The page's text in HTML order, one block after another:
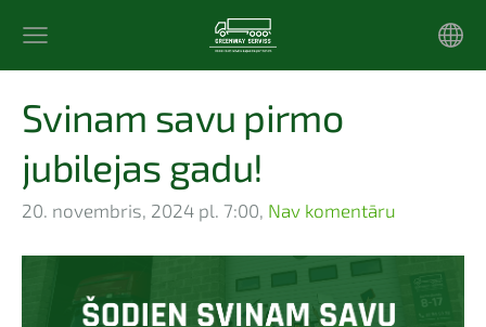
Svinam savu pirmo
jubilejas gadu!
20. novembris, 2024 pl. 7:00, Nav komentāru